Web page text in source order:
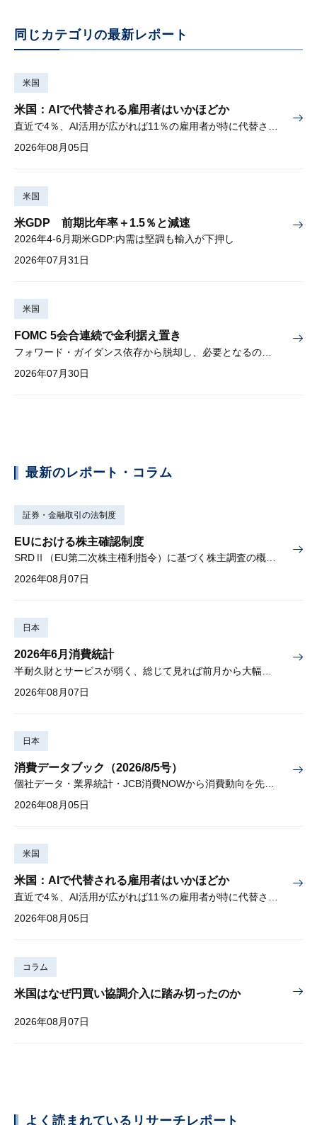
同じカテゴリの最新レポート
米国
米国：AIで代替される雇用者はいかほどか
2026年08月05日
米国
米GDP 前期比年率＋1.5％と減速
2026年4-6月期米GDP:内需は堅調も輸入が下押し
2026年07月31日
米国
FOMC 5会合連続で金利据え置き
2026年07月30日
最新のレポート・コラム
証券・金融取引の法制度
EUにおける株主確認制度
SRDⅡ（EU第二次株主権利指令）に基づく株主調査の概要と課題
2026年08月07日
日本
2026年6月消費統計
2026年08月07日
日本
消費データブック（2026/8/5号）
個社データ・業界統計・JCB消費NOWから消費動向を先取り
2026年08月05日
米国
米国：AIで代替される雇用者はいかほどか
2026年08月05日
コラム
米国はなぜ円買い協調介入に踏み切ったのか
2026年08月07日
よく読まれているリサーチレポート